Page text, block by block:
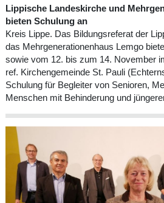
Lippische Landeskirche und
bieten Schulung an
Kreis Lippe. Das Bildungsreferat der
das Mehrgenerationenhaus Lemgo
sowie vom 12. bis zum 14. November
ref. Kirchengemeinde St. Pauli
Schulung für Begleiter von Senioren,
Menschen mit Behinderung und